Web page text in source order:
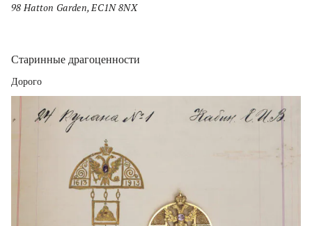
98 Hatton Garden, EC1N 8NX
Старинные драгоценности
Дорого